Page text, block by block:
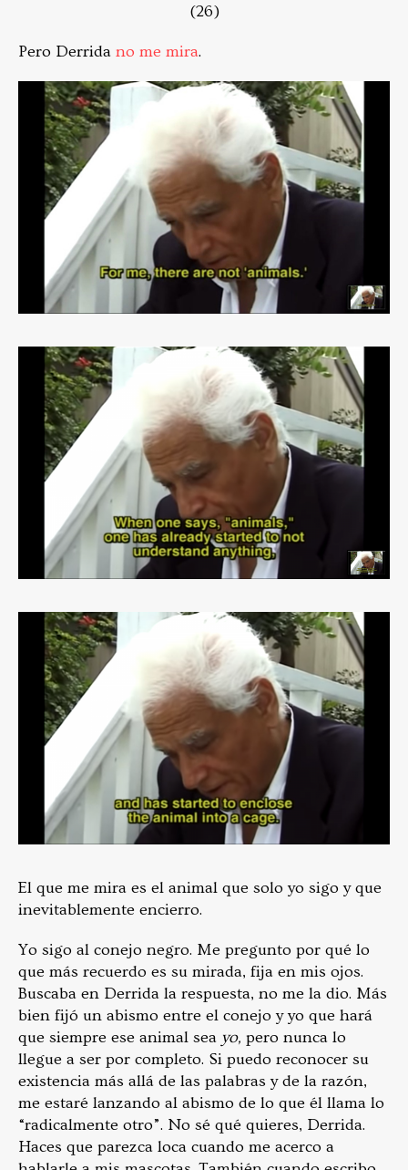
(26)
Pero Derrida no me mira.
El que me mira es el animal que solo yo sigo y que
inevitablemente encierro.
Yo sigo al conejo negro. Me pregunto por qué lo
que más recuerdo es su mirada, fija en mis ojos.
Buscaba en Derrida la respuesta, no me la dio. Más
bien fijó un abismo entre el conejo y yo que hará
que siempre ese animal sea yo, pero nunca lo
llegue a ser por completo. Si puedo reconocer su
existencia más allá de las palabras y de la razón,
me estaré lanzando al abismo de lo que él llama lo
“radicalmente otro”. No sé qué quieres, Derrida.
Haces que parezca loca cuando me acerco a